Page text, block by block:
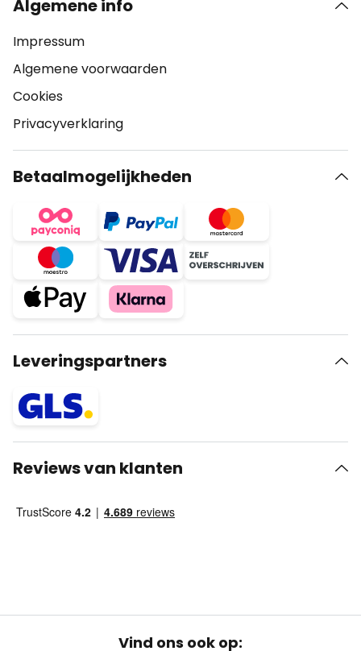
Algemene info
Impressum
Algemene voorwaarden
Cookies
Privacyverklaring
Betaalmogelijkheden
Leveringspartners
Reviews van klanten
Vind ons ook op: